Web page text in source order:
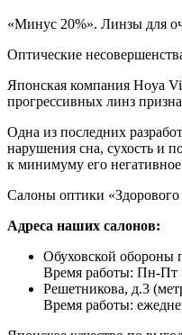
«Минус 20%». Линзы для
Оптические
Японская компания Hoya
прогрессивных линз
Одна из последних
нарушения сна, сухость и
к минимуму его негативное
Салоны оптики
Адреса наших салонов:
Обуховской обороны
Время работы: Пн-Пт
Решетникова, д.3
Время работы: